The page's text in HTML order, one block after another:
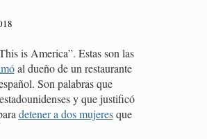
is America”. Estas son las
al dueño de un restaurante
Son palabras que
y que justificó
detener a dos mujeresque